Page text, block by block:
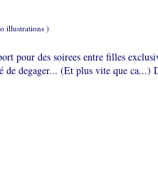
illustrations )
pour des soirees entre filles
de degager... (Et plus vite que ca...)